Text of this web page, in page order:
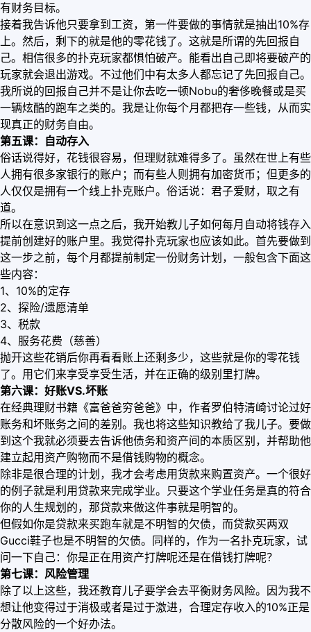
有财务目标。
接着我告诉他只要拿到工资，第一件要做的事情就是抽出10%存
上。然后，剩下的就是他的零花钱了。这就是所谓的先回报自
己。相信很多的扑克玩家都惧怕破产。能看出自己即将要破产的
玩家就会退出游戏。不过他们中有太多人都忘记了先回报自己。
我所说的回报自己并不是让你去吃一顿Nobu的奢侈晚餐或是买
一辆炫酷的跑车之类的。我是让你每个月都把存一些钱，从而实
现真正的财务自由。
第五课：自动存入
俗话说得好，花钱很容易，但理财就难得多了。虽然在世上有些
人拥有很多家银行的账户；而有些人则拥有加密货币；但更多的
人仅仅是拥有一个线上扑克账户。俗话说：君子爱财，取之有
道。
所以在意识到这一点之后，我开始教儿子如何每月自动将钱存入
提前创建好的账户里。我觉得扑克玩家也应该如此。首先要做到
这一步之前，每个月都提前制定一份财务计划，一般包含下面这
些内容：
1、10%的定存
2、探险/遗愿清单
3、税款
4、服务花费（慈善）
抛开这些花销后你再看看账上还剩多少，这些就是你的零花钱
了。用它们来享受享受生活，并在正确的级别里打牌。
第六课：好账VS.坏账
在经典理财书籍《富爸爸穷爸爸》中，作者罗伯特清崎讨论过好
账务和坏账务之间的差别。我也将这些知识教给了我儿子。要做
到这个我就必须要去告诉他债务和资产间的本质区别，并帮助他
建立起用资产购物而不是借钱购物的概念。
除非是很合理的计划，我才会考虑用货款来购置资产。一个很好
的例子就是利用贷款来完成学业。只要这个学业任务是真的符合
你的人生规划的，那贷款来做这件事就是明智的。
但假如你是贷款来买跑车就是不明智的欠债，而贷款买两双
Gucci鞋子也是不明智的欠债。同样的，作为一名扑克玩家，试
问一下自己：你是正在用资产打牌呢还是在借钱打牌呢？
第七课：风险管理
除了以上这些，我还教育儿子要学会去平衡财务风险。因为我不
想让他变得过于消极或者是过于激进，合理定存收入的10%正是
分散风险的一个好办法。